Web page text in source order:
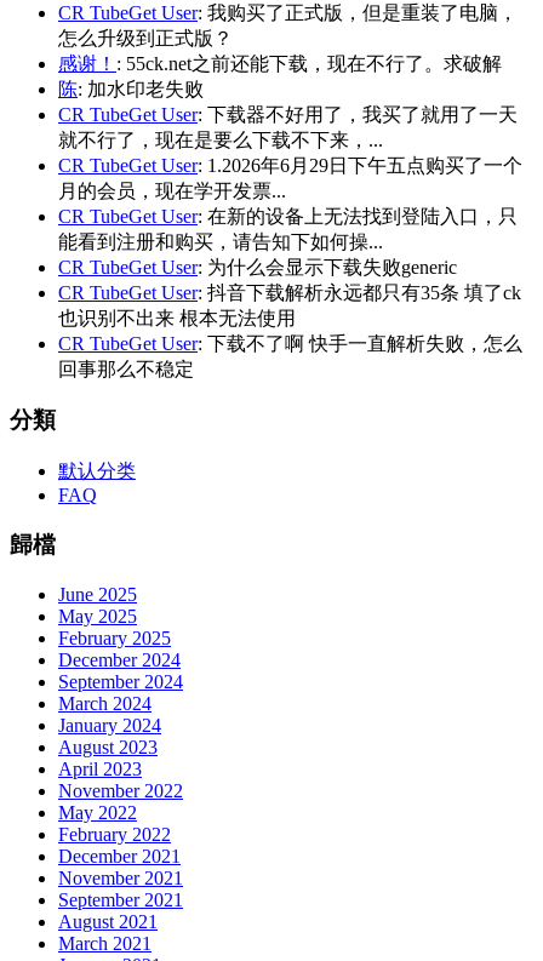
CR TubeGet User: 我购买了正式版，但是重装了电脑，
怎么升级到正式版？
感谢！ : 55ck.net之前还能下载，现在不行了。求破解
陈: 加水印老失败
CR TubeGet User: 下载器不好用了，我买了就用了一天
就不行了，现在是要么下载不下来，...
CR TubeGet User: 1.2026年6月29日下午五点购买了一个
月的会员，现在学开发票...
CR TubeGet User: 在新的设备上无法找到登陆入口，只
能看到注册和购买，请告知下如何操...
CR TubeGet User: 为什么会显示下载失败generic
CR TubeGet User: 抖音下载解析永远都只有35条 填了ck
也识别不出来 根本无法使用
CR TubeGet User: 下载不了啊 快手一直解析失败，怎么
回事那么不稳定
分類
默认分类
FAQ
歸檔
June 2025
May 2025
February 2025
December 2024
September 2024
March 2024
January 2024
August 2023
April 2023
November 2022
May 2022
February 2022
December 2021
November 2021
September 2021
August 2021
March 2021